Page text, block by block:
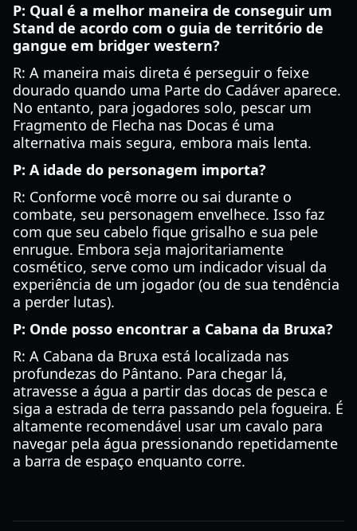
P: Qual é a melhor maneira de conseguir um
Stand de acordo com o guia de território de
gangue em bridger western?
R: A maneira mais direta é perseguir o feixe
dourado quando uma Parte do Cadáver aparece.
No entanto, para jogadores solo, pescar um
Fragmento de Flecha nas Docas é uma
alternativa mais segura, embora mais lenta.
P: A idade do personagem importa?
R: Conforme você morre ou sai durante o
combate, seu personagem envelhece. Isso faz
com que seu cabelo fique grisalho e sua pele
enrugue. Embora seja majoritariamente
cosmético, serve como um indicador visual da
experiência de um jogador (ou de sua tendência
a perder lutas).
P: Onde posso encontrar a Cabana da Bruxa?
R: A Cabana da Bruxa está localizada nas
profundezas do Pântano. Para chegar lá,
atravesse a água a partir das docas de pesca e
siga a estrada de terra passando pela fogueira. É
altamente recomendável usar um cavalo para
navegar pela água pressionando repetidamente
a barra de espaço enquanto corre.